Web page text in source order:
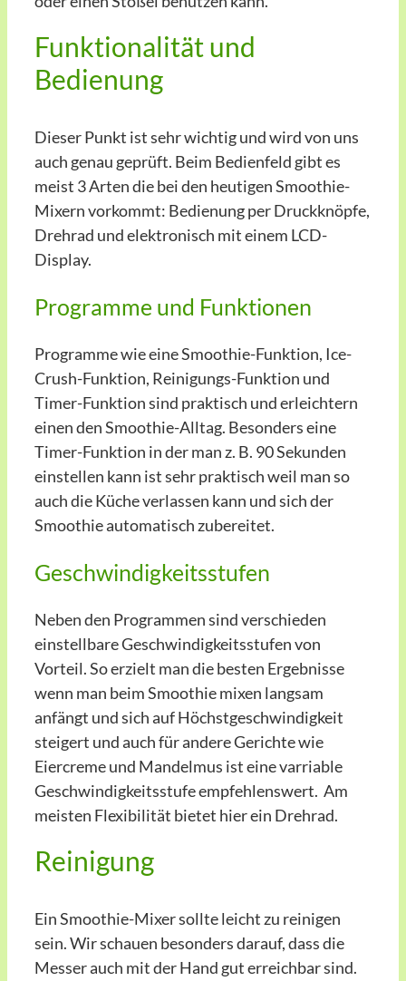
Funktionalität und
Bedienung
Dieser Punkt ist sehr wichtig und wird von uns
auch genau geprüft. Beim Bedienfeld gibt es
meist 3 Arten die bei den heutigen Smoothie-
Mixern vorkommt: Bedienung per Druckknöpfe,
Drehrad und elektronisch mit einem LCD-
Display.
Programme und Funktionen
Programme wie eine Smoothie-Funktion, Ice-
Crush-Funktion, Reinigungs-Funktion und
Timer-Funktion sind praktisch und erleichtern
einen den Smoothie-Alltag. Besonders eine
Timer-Funktion in der man z. B. 90 Sekunden
einstellen kann ist sehr praktisch weil man so
auch die Küche verlassen kann und sich der
Smoothie automatisch zubereitet.
Geschwindigkeitsstufen
Neben den Programmen sind verschieden
einstellbare Geschwindigkeitsstufen von
Vorteil. So erzielt man die besten Ergebnisse
wenn man beim Smoothie mixen langsam
anfängt und sich auf Höchstgeschwindigkeit
steigert und auch für andere Gerichte wie
Eiercreme und Mandelmus ist eine varriable
Geschwindigkeitsstufe empfehlenswert. Am
meisten Flexibilität bietet hier ein Drehrad.
Reinigung
Ein Smoothie-Mixer sollte leicht zu reinigen
sein. Wir schauen besonders darauf, dass die
Messer auch mit der Hand gut erreichbar sind.